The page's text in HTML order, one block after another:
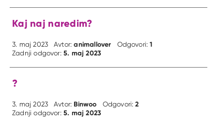
Kaj naj naredim?
3. maj 2023 Avtor:animallover Odgovori:1
Zadnji odgovor:5. maj 2023
?
3. maj 2023 Avtor: Binwoo Odgovori:2
Zadnji odgovor:5. maj 2023